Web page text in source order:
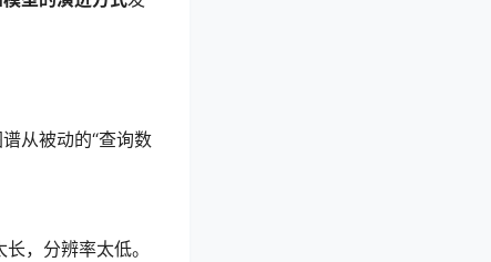
从被动的“查询数
，分辨率太低。